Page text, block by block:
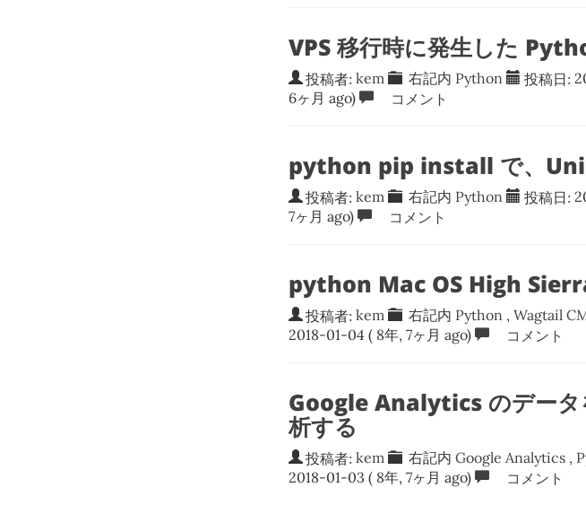
VPS 移行時に発生した
投稿者: kem 右記内 Python 投稿日:
6ヶ月 ago)
コメント
python pip install で、
投稿者: kem 右記内 Python 投稿日:
7ヶ月 ago)
コメント
python Mac OS High
投稿者: kem 右記内 Python ,Wagtail
2018-01-04 ( 8年, 7ヶ月 ago) コメント
Google Analytics のデー
析する
投稿者: kem 右記内Google Analytics ,
2018-01-03 ( 8年, 7ヶ月 ago) コメント